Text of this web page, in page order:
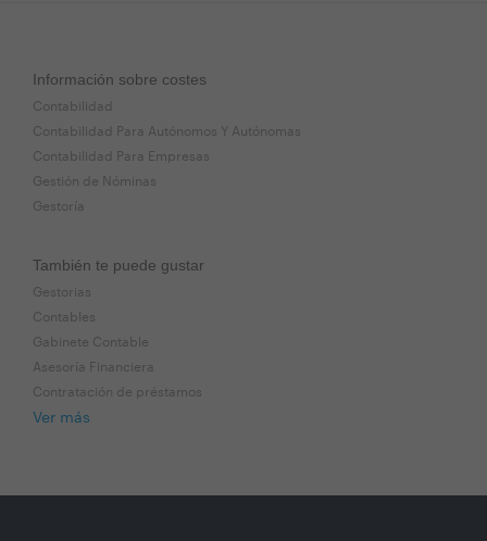
Información sobre costes
Contabilidad
Contabilidad Para Autónomos Y Autónomas
Contabilidad Para Empresas
Gestión de Nóminas
Gestoría
También te puede gustar
Gestorias
Contables
Gabinete Contable
Asesoría Financiera
Contratación de préstamos
Ver más